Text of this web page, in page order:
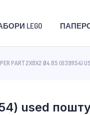
LEGO
PART 2X8X2 Ø4.85 (6391154)
used